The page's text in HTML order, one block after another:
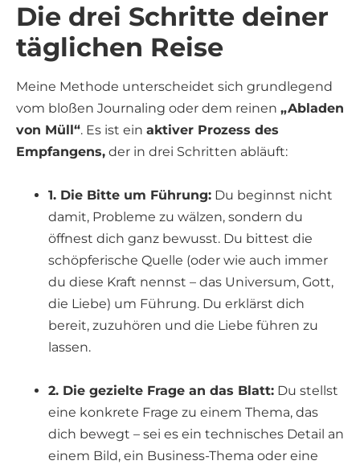
Die drei Schritte deiner
täglichen Reise
Meine Methode unterscheidet sich grundlegend
vom bloßen Journaling oder dem reinen „Abladen
von Müll“. Es ist ein aktiver Prozess des
Empfangens, der in drei Schritten abläuft:
1. Die Bitte um Führung: Du beginnst nicht
damit, Probleme zu wälzen, sondern du
öffnest dich ganz bewusst. Du bittest die
schöpferische Quelle (oder wie auch immer
du diese Kraft nennst – das Universum, Gott,
die Liebe) um Führung. Du erklärst dich
bereit, zuzuhören und die Liebe führen zu
lassen.
2. Die gezielte Frage an das Blatt: Du stellst
eine konkrete Frage zu einem Thema, das
dich bewegt – sei es ein technisches Detail an
einem Bild, ein Business-Thema oder eine